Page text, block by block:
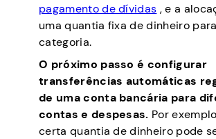
pagamento de dívidas , e a
uma quantia fixa de dinheiro
categoria.
O próximo passo é configurar
transferências automáticas
de uma conta bancária para
contas e despesas. Por
certa quantia de dinheiro pode